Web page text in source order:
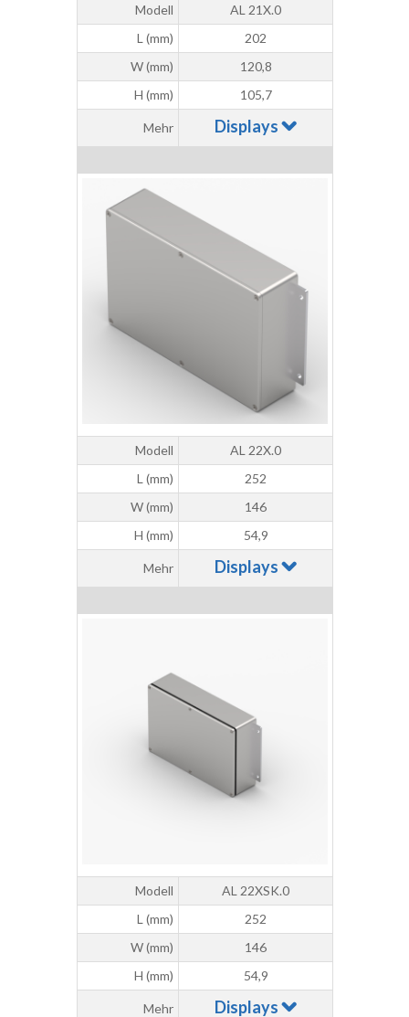
Modell
AL 21X.0
L (mm)
202
W (mm)
120,8
H (mm)
105,7
Mehr Displays
Modell
AL 22X.0
L (mm)
252
W (mm)
146
H (mm)
54,9
Mehr Displays
Modell
AL 22XSK.0
L (mm)
252
W (mm)
146
H (mm)
54,9
Mehr Displays